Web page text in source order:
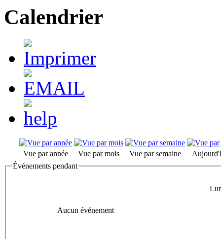
Calendrier
Vue par année Vue par mois Vue par semaine
Événements pendant
Aucun événement